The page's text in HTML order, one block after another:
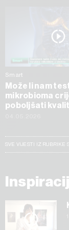
Smart
Može li nam
mikrobioma
poboljšati
SVE VIJESTI IZ RUBRIKE